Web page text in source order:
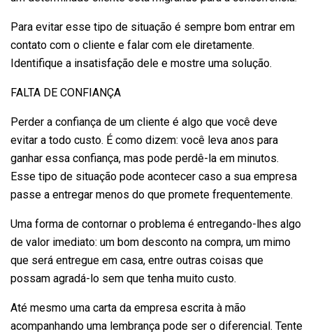
Para evitar esse tipo de situação é sempre bom entrar em
contato com o cliente e falar com ele diretamente.
Identifique a insatisfação dele e mostre uma solução.
FALTA DE CONFIANÇA
Perder a confiança de um cliente é algo que você deve
evitar a todo custo. É como dizem: você leva anos para
ganhar essa confiança, mas pode perdê-la em minutos.
Esse tipo de situação pode acontecer caso a sua empresa
passe a entregar menos do que promete frequentemente.
Uma forma de contornar o problema é entregando-lhes algo
de valor imediato: um bom desconto na compra, um mimo
que será entregue em casa, entre outras coisas que
possam agradá-lo sem que tenha muito custo.
Até mesmo uma carta da empresa escrita à mão
acompanhando uma lembrança pode ser o diferencial. Tente